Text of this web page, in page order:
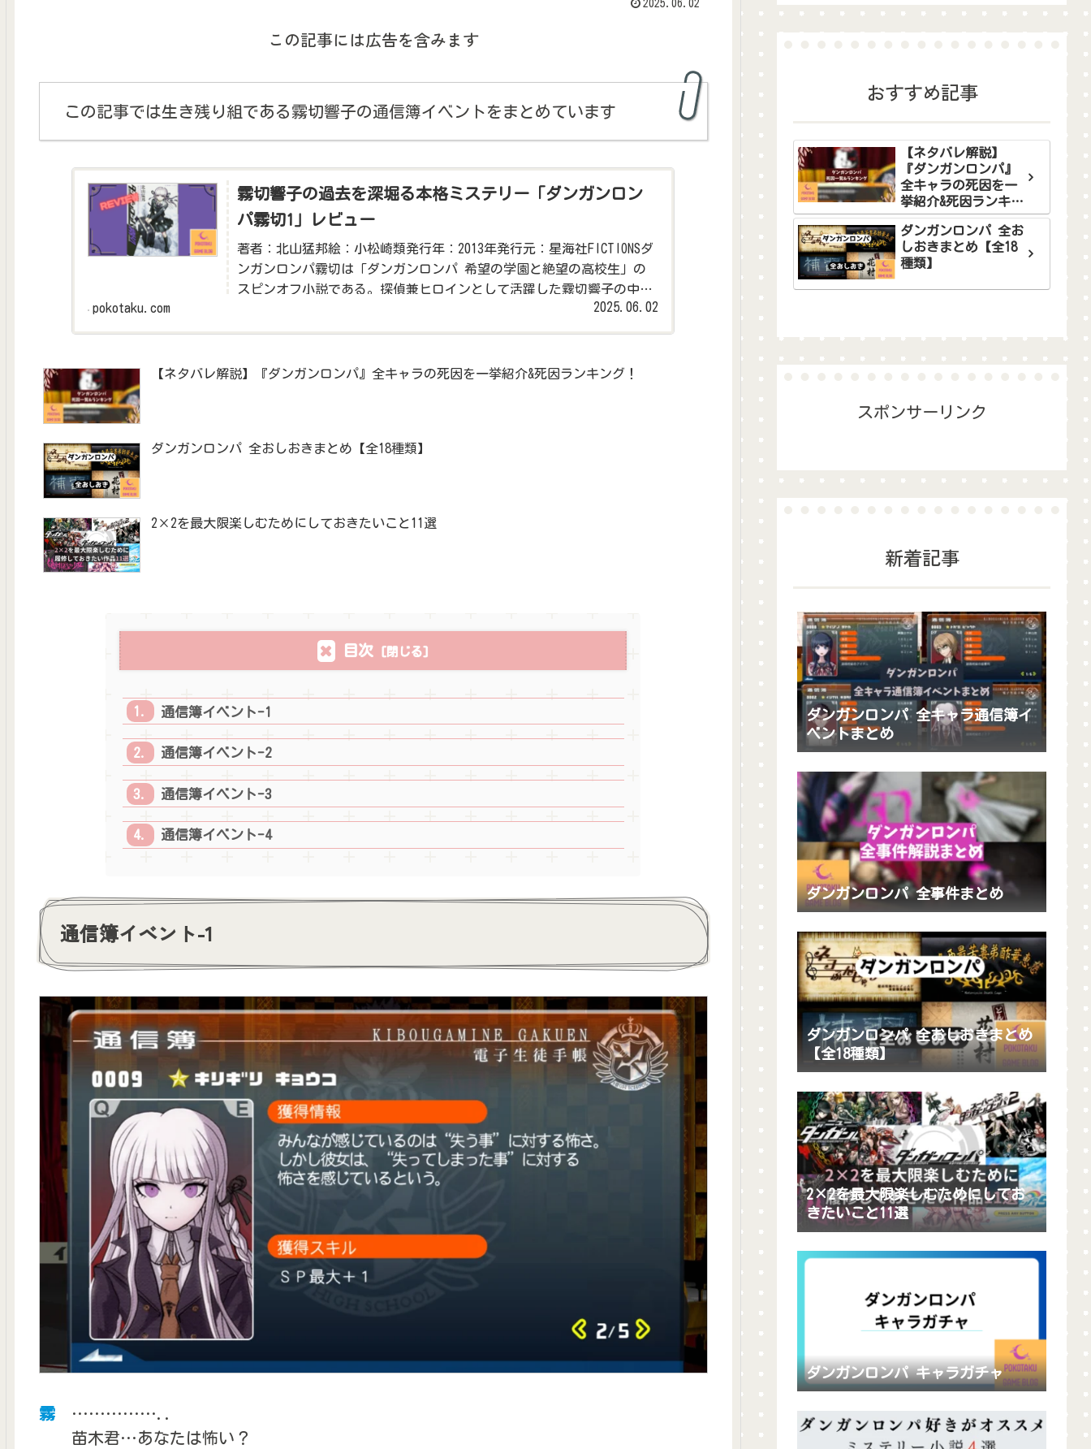
2025.06.02
この記事には広告を含みます
この記事では生き残り組である霧切響子の通信簿イベントをまとめています
霧切響子の過去を深堀る本格ミステリー「ダンガンロン
パ霧切1」レビュー
著者：北山猛邦絵：小松崎類発行年：2013年発行元：星海社FICTIONSダ
ンガンロンパ霧切は「ダンガンロンパ 希望の学園と絶望の高校生」の
スピンオフ小説である。探偵兼ヒロインとして活躍した霧切響子の中学
pokotaku.com 2025.06.02
【ネタバレ解説】『ダンガンロンパ』全キャラの死因を一挙紹介&死因ランキング！
ダンガンロンパ 全おしおきまとめ【全18種類】
2×2を最大限楽しむためにしておきたいこと11選
目次
通信簿イベント-1
通信簿イベント-2
通信簿イベント-3
通信簿イベント-4
通信簿イベント-1
霧……………..
苗木君…あなたは怖い？
おすすめ記事
【ネタバレ解説】
『ダンガンロンパ』
全キャラの死因を一
挙紹介&死因ランキン
グ！
ダンガンロンパ 全お
しおきまとめ【全18
種類】
スポンサーリンク
新着記事
ダンガンロンパ 全キャラ通信簿イ
ベントまとめ
ダンガンロンパ 全事件まとめ
ダンガンロンパ 全おしおきまとめ
【全18種類】
2×2を最大限楽しむためにしてお
きたいこと11選
ダンガンロンパ キャラガチャ